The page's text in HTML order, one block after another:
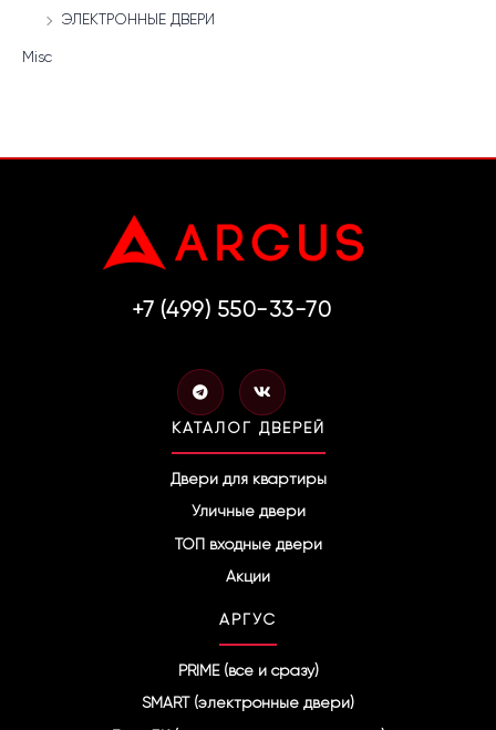
ЭЛЕКТРОННЫЕ ДВЕРИ
Misc
+7 (499) 550-33-70
T
e
l
e
g
r
m
V
k
КАТАЛОГ ДВЕРЕЙ
Двери для квартиры
Уличные двери
ТОП входные двери
Акции
АРГУС
PRIME (все и сразу)
SMART (электронные двери)